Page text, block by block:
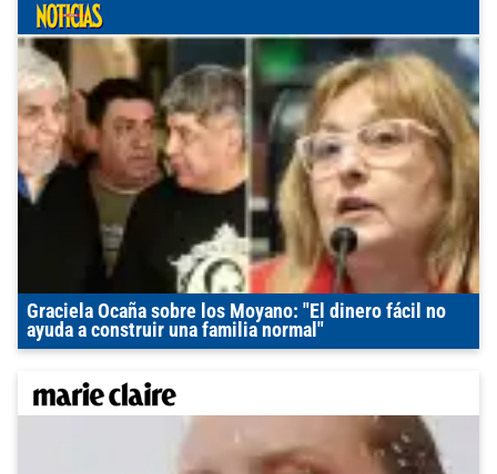
Graciela Ocaña sobre los Moyano: "El dinero fácil no
ayuda a construir una familia normal"